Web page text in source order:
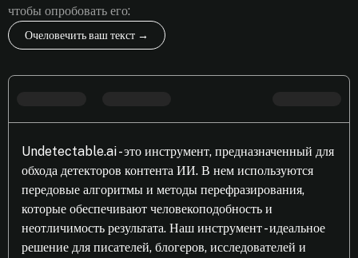
чтобы опробовать его:
Очеловечить ваш текст →
Undetectable.ai - это инструмент, предназначенный для
обхода детекторов контента ИИ. В нем используются
передовые алгоритмы и методы перефразирования,
которые обеспечивают человекоподобность и
неотличимость результата. Наш инструмент - идеальное
решение для писателей, блогеров, исследователей и